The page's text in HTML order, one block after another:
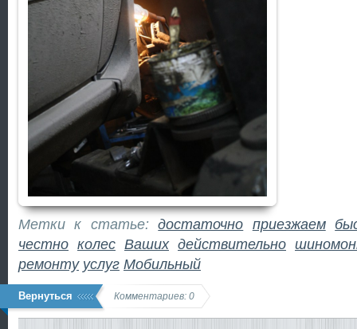
Метки к статье:достаточно приезжаем
честно колес Ваших действительно
ремонту услуг Мобильный
Вернуться Комментариев: 0